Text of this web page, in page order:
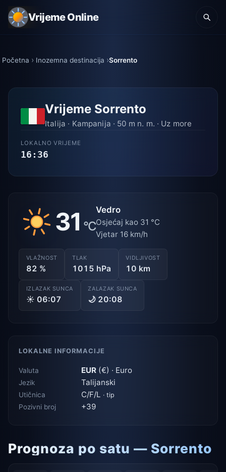
Vrijeme Online
Početna Inozemna destinacija Sorrento
Vrijeme Sorrento
Italija · Kampanija · 50 m n. m. · Uz more
LOKALNO VRIJEME
16:36
31 °C
Vedro
Osjećaj kao 31 °C
Vjetar 16 km/h
VLAŽNOST
82 %
TLAK
1015 hPa
VIDLJIVOST
10 km
IZLAZAK SUNCA
☀ 06:07
ZALAZAK SUNCA
🌙 20:08
LOKALNE INFORMACIJE
Valuta EUR (€) · Euro
Jezik Talijanski
Utičnica C/F/L · tip
Pozivni broj +39
Prognoza po satu — Sorrento